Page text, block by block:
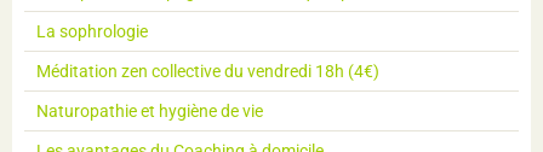
La sophrologie
Méditation zen collective du vendredi 18h (4€)
Naturopathie et hygiène de vie